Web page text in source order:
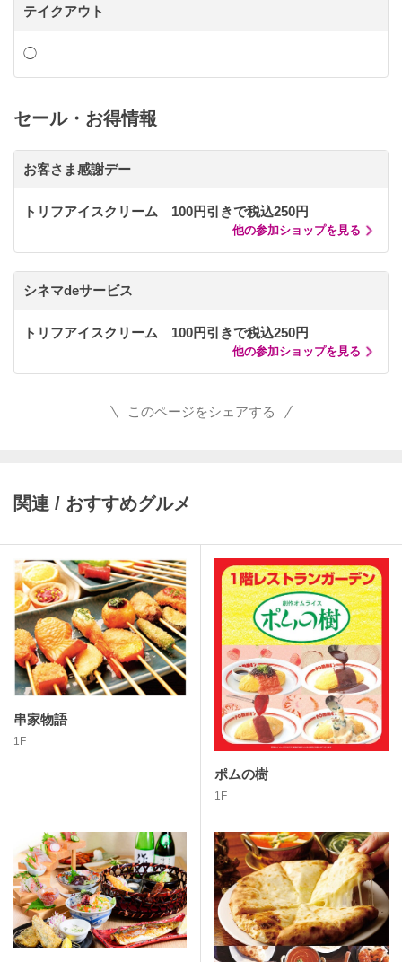
テイクアウト
◯
セール・お得情報
お客さま感謝デー
トリフアイスクリーム 100円引きで税込250円
他の参加ショップを見る
シネマdeサービス
トリフアイスクリーム 100円引きで税込250円
他の参加ショップを見る
このページをシェアする
関連 / おすすめグルメ
串家物語
1F
ポムの樹
1F